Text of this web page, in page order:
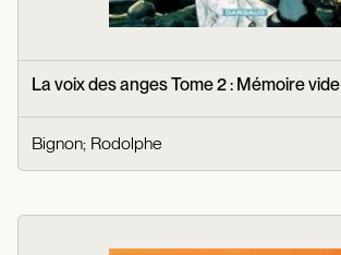
La voix des anges Tome 2 : Mémoire vide
Bignon; Rodolphe